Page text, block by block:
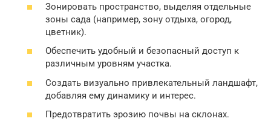
Зонировать пространство, выделяя отдельные
зоны сада (например, зону отдыха, огород,
цветник).
Обеспечить удобный и безопасный доступ к
различным уровням участка.
Создать визуально привлекательный ландшафт,
добавляя ему динамику и интерес.
Предотвратить эрозию почвы на склонах.